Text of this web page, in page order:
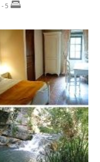
- 5